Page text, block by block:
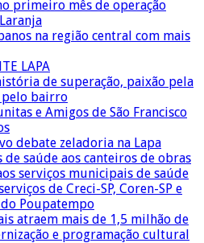
primeiro mês de operação
na região central com mais
LAPA
de superação, paixão pela
pelo bairro
e Amigos de São Francisco
debate zeladoria na Lapa
de saúde aos canteiros de obras
serviços municipais de saúde
de Creci-SP, Coren-SP e
Poupatempo
atraem mais de 1,5 milhão de
e programação cultural